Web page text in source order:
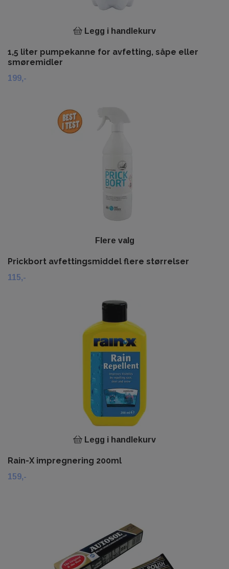
Legg i handlekurv
1,5 liter pumpekanne for avfetting, såpe eller
smøremidler
199,-
Flere valg
Prickbort avfettingsmiddel flere størrelser
115,-
Legg i handlekurv
Rain-X impregnering 200ml
159,-